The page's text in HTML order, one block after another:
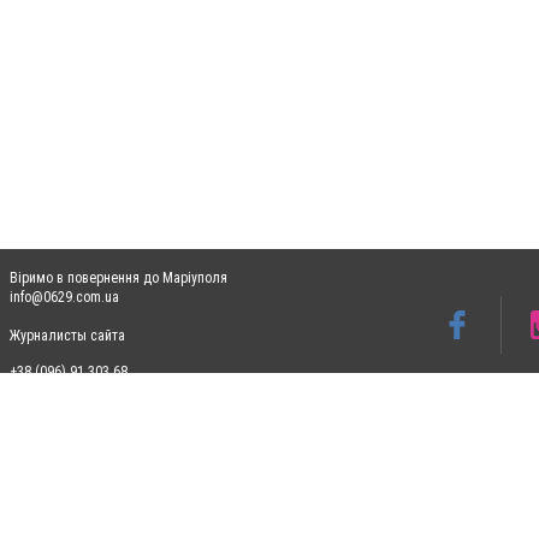
Віримо в повернення до Маріуполя
info@0629.com.ua
Журналисты сайта
+38 (096) 91 303 68